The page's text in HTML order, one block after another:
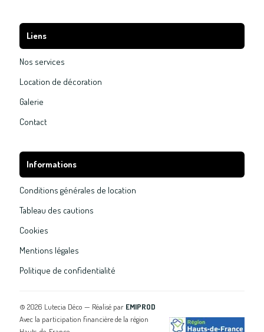
Liens
Nos services
Location de décoration
Galerie
Contact
Informations
Conditions générales de location
Tableau des cautions
Cookies
Mentions légales
Politique de confidentialité
© 2026 Lutecia Déco — Réalisé par EMIPROD
Avec la participation financière de la région